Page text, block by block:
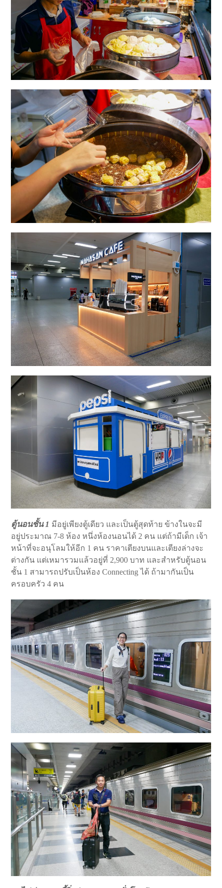
ตู้นอนชั้น 1 มีอยู่เพียงตู้เดียว และเป็นตู้สุดท้าย ข้างในจะมี
อยู่ประมาณ 7-8 ห้อง หนึ่งห้องนอนได้ 2 คน แต่ถ้ามีเด็ก เจ้า
หน้าที่จะอนุโลมให้อีก 1 คน ราคาเตียงบนและเตียงล่างจะ
ต่างกัน แต่เหมารวมแล้วอยู่ที่ 2,900 บาท และสำหรับตู้นอน
ชั้น 1 สามารถปรับเป็นห้อง Connecting ได้ ถ้ามากันเป็น
ครอบครัว 4 คน